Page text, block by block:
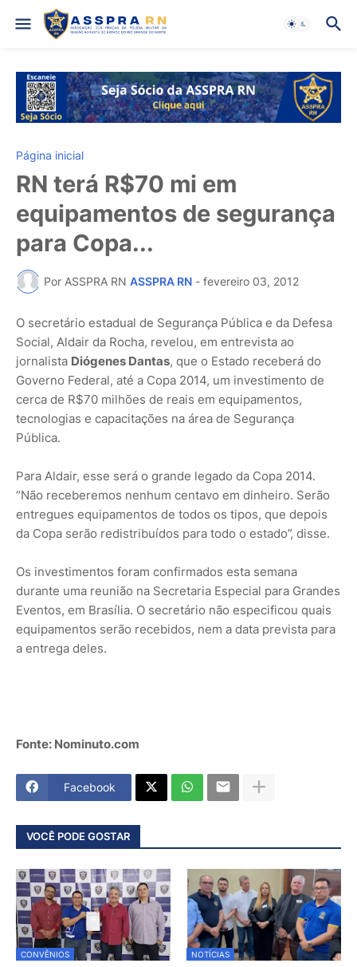
Página inicial
RN terá R$70 mi em
equipamentos de segurança
para Copa...
Por ASSPRA RN ASSPRA RN - fevereiro 03, 2012
O secretário estadual de Segurança Pública e da Defesa
Social, Aldair da Rocha, revelou, em entrevista ao
jornalista Diógenes Dantas, que o Estado receberá do
Governo Federal, até a Copa 2014, um investimento de
cerca de R$70 milhões de reais em equipamentos,
tecnologias e capacitações na área de Segurança
Pública.
Para Aldair, esse será o grande legado da Copa 2014.
“Não receberemos nenhum centavo em dinheiro. Serão
entregues equipamentos de todos os tipos, que depois
da Copa serão redistribuídos para todo o estado”, disse.
Os investimentos foram confirmados esta semana
durante uma reunião na Secretaria Especial para Grandes
Eventos, em Brasília. O secretário não especificou quais
equipamentos serão recebidos, nem a data prevista para
a entrega deles.
Fonte: Nominuto.com
Facebook
VOCÊ PODE GOSTAR
CONVÊNIOS NOTÍCIAS